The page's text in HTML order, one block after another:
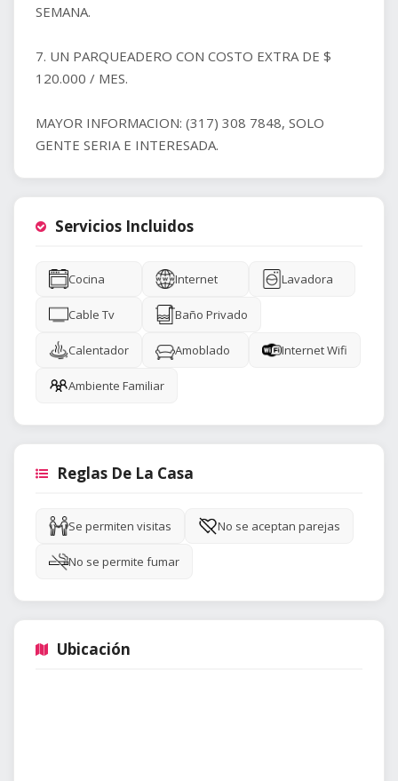
SEMANA.
7. UN PARQUEADERO CON COSTO EXTRA DE $
120.000 / MES.
MAYOR INFORMACION: (317) 308 7848, SOLO
GENTE SERIA E INTERESADA.
Servicios Incluidos
Cocina Internet Lavadora
Cable Tv Baño Privado
Calentador Amoblado Internet Wifi
Ambiente Familiar
Reglas De La Casa
Se permiten visitas No se aceptan parejas
No se permite fumar
Ubicación